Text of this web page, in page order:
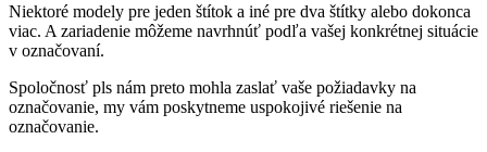
Niektoré modely pre jeden štítok a iné pre dva štítky alebo dokonca
viac. A zariadenie môžeme navrhnúť podľa vašej konkrétnej situácie
v označovaní.
Spoločnosť pls nám preto mohla zaslať vaše požiadavky na
označovanie, my vám poskytneme uspokojivé riešenie na
označovanie.